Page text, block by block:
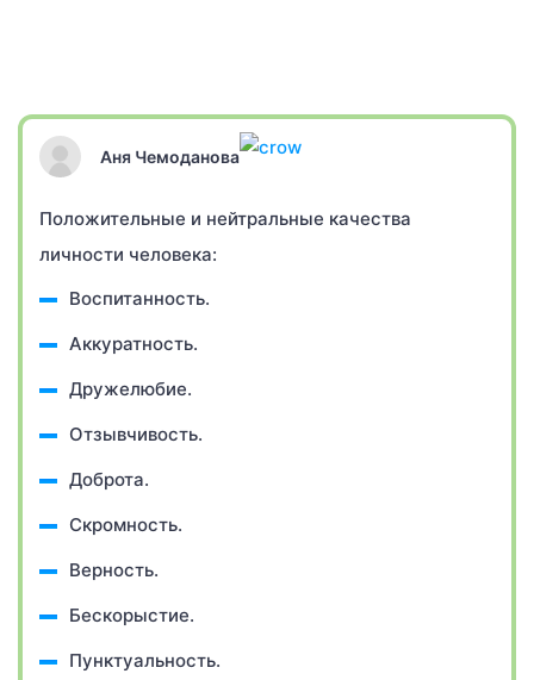
Аня Чемоданова
Положительные и нейтральные качества
личности человека:
Воспитанность.
Аккуратность.
Дружелюбие.
Отзывчивость.
Доброта.
Скромность.
Верность.
Бескорыстие.
Пунктуальность.